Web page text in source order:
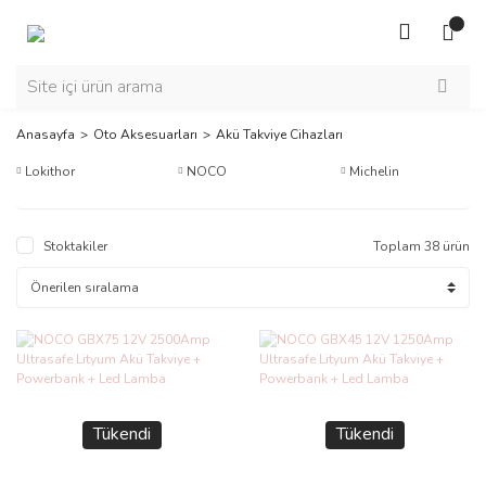
Anasayfa Oto Aksesuarları Akü Takviye Cihazları
Lokithor NOCO Michelin
Stoktakiler Toplam 38 ürün
Tükendi Tükendi